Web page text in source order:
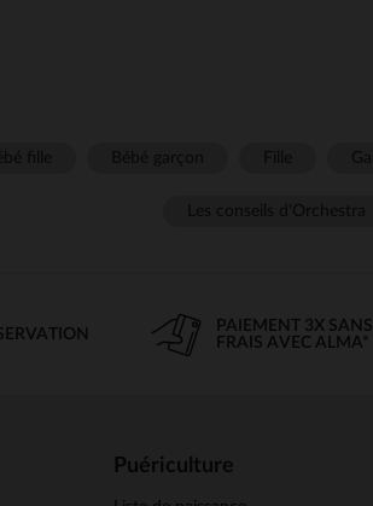
PAIEMENT 3X SANS
FRAIS AVEC ALMA*
Puériculture